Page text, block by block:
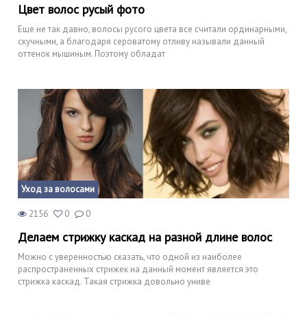
Цвет волос русый фото
Еще не так давно, волосы русого цвета все считали ординарными,
скучными, а благодаря сероватому отливу называли данный
оттенок мышиным. Поэтому обладат
Уход за волосами
2156 0 0
Делаем стрижку каскад на разной длине волос
Можно с уверенностью сказать, что одной из наиболее
распространенных стрижек на данный момент является это
стрижка каскад. Такая стрижка довольно униве